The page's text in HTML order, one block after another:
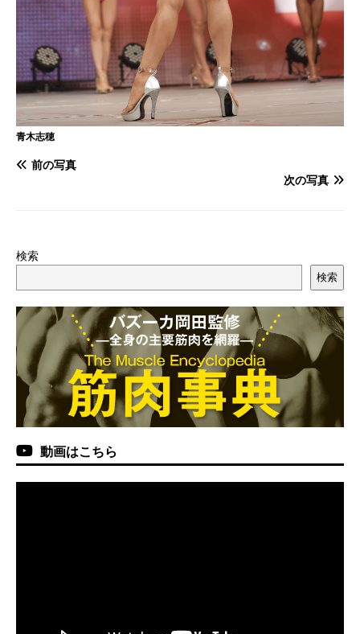
青木志穂
前の写真
次の写真
検索
検索
動画はこちら